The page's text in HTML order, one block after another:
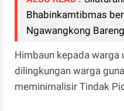
Bhabinkamtibmas
Ngawangkong
Himbaun kepada warga
dilingkungan warga
meminimalisir Tindak